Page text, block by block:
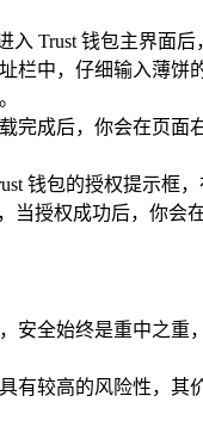
入 Trust 钱包主界面
栏中，仔细输入薄饼
完成后，你会在页面
钱包的授权提示框
当授权成功后，你会
安全始终是重中之重
有较高的风险性，其